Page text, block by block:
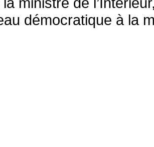
démocratique à la